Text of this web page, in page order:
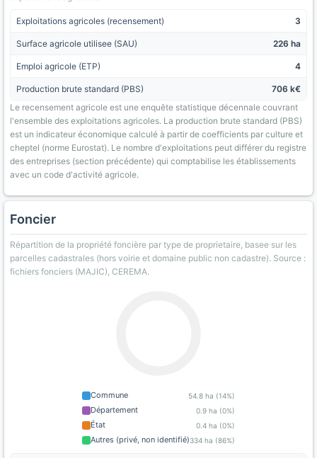
Exploitations agricoles (recensement) 3
Surface agricole utilisee (SAU) 226 ha
Emploi agricole (ETP) 4
Production brute standard (PBS)
706 k€
Le recensement agricole est une enquête statistique décennale couvrant
l'ensemble des exploitations agricoles. La production brute standard (PBS)
est un indicateur économique calculé à partir de coefficients par culture et
cheptel (norme Eurostat). Le nombre d'exploitations peut différer du registre
des entreprises (section précédente) qui comptabilise les établissements
avec un code d'activité agricole.
Foncier
Répartition de la propriété foncière par type de proprietaire, basee sur les
parcelles cadastrales (hors voirie et domaine public non cadastre). Source :
fichiers fonciers (MAJIC), CEREMA.
Commune 54.8 ha (14%)
Département 0.9 ha (0%)
État 0.4 ha (0%)
Autres (privé, non identifié)334 ha (86%)